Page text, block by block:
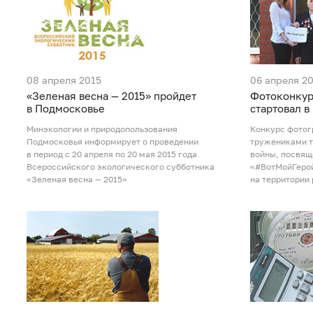
08 апреля 2015
«Зеленая весна — 2015» пройдет
в Подмосковье
Минэкологии и природопользования
Подмосковья информирует о проведении
в период с 20 апреля по 20 мая 2015 года
Всероссийского экологического субботника
«Зеленая весна — 2015»
06 апреля
стартовал
Конкурс
тружениками
войны,
на территории